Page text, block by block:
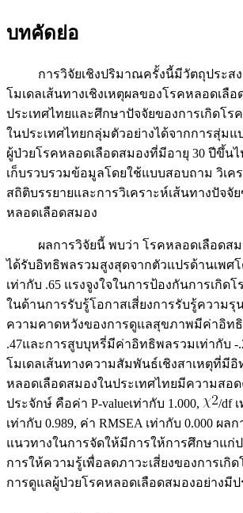
บทคัดย่อ
การวิจัยเชิงปริมาณครั้งนี้มีวัตถุประสง
โมเดลเส้นทางเชิงเหตุผลของโรคหลอดเลื
ประเทศไทยและศึกษาปัจจัยของการเกิดโร
ในประเทศไทยกลุ่มตัวอย่างได้จากการสุ่ม
ผู้ป่วยโรคหลอดเลือดสมองที่มีอายุ 30 ปีขึ้น
เก็บรวบรวมข้อมูลโดยใช้แบบสอบถาม วิเค
สถิติบรรยายและการวิเคราะห์เส้นทางปัจจั
หลอดเลือดสมอง
ผลการวิจัยนี้ พบว่า โรคหลอดเลือดสม
ได้รับอิทธิพลรวมสูงสุดจากตัวแปรด้านเพศ
เท่ากับ .65 แรงจูงใจในการป้องกันการเกิด
ในด้านการรับรู้โอกาสเสี่ยงการรับรู้ความรุ
ความคาดหวังของการดูแลสุขภาพมีค่าอิท
.47และการสูบบุหรี่มีค่าอิทธิพลรวมเท่ากับ -
โมเดลเส้นทางความสัมพันธ์เชิงสาเหตุที่มี
หลอดเลือดสมองในประเทศไทยมีความสอ
ประจักษ์ คือค่า P-valueเท่ากับ 1.000,
/df
เท่ากับ 0.989, ค่า RMSEA เท่ากับ 0.000 ผล
แนวทางในการจัดให้มีการให้การศึกษาแก่
การให้ความรู้เพื่อลดภาวะเสี่ยงของการเกิ
การดูแลผู้ป่วยโรคหลอดเลือดสมองอย่างมี